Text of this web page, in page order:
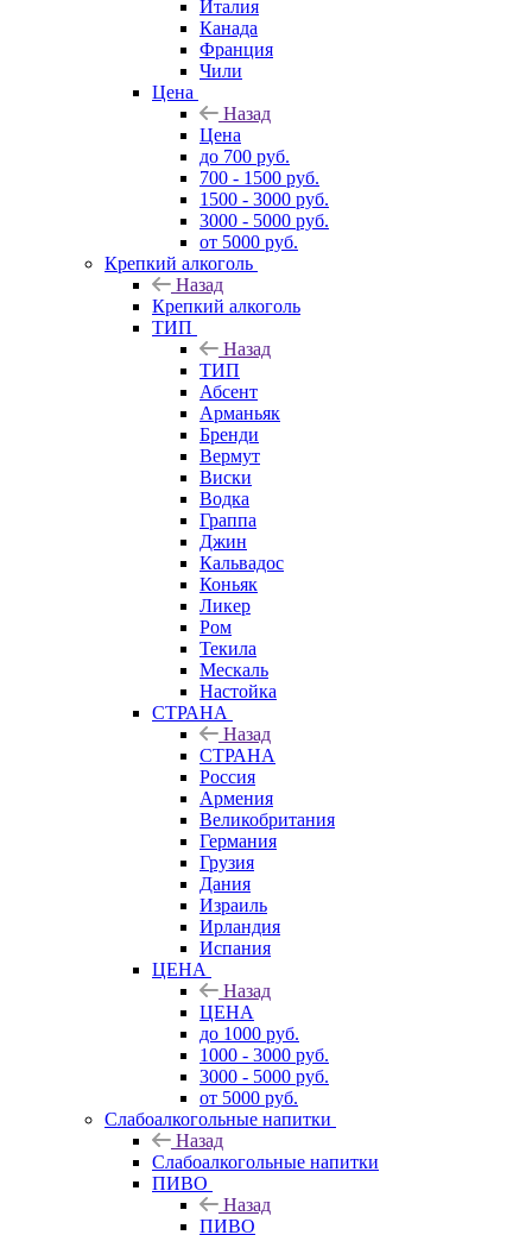
Италия
Канада
Франция
Чили
Цена
Назад
Цена
до 700 руб.
700 - 1500 руб.
1500 - 3000 руб.
3000 - 5000 руб.
от 5000 руб.
Крепкий алкоголь
Назад
Крепкий алкоголь
ТИП
Назад
ТИП
Абсент
Арманьяк
Бренди
Вермут
Виски
Водка
Граппа
Джин
Кальвадос
Коньяк
Ликер
Ром
Текила
Мескаль
Настойка
СТРАНА
Назад
СТРАНА
Россия
Армения
Великобритания
Германия
Грузия
Дания
Израиль
Ирландия
Испания
ЦЕНА
Назад
ЦЕНА
до 1000 руб.
1000 - 3000 руб.
3000 - 5000 руб.
от 5000 руб.
Слабоалкогольные напитки
Назад
Слабоалкогольные напитки
ПИВО
Назад
ПИВО